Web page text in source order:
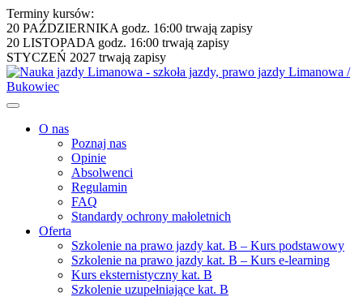
Terminy kursów:
20 PAŹDZIERNIKA godz. 16:00 trwają zapisy
20 LISTOPADA godz. 16:00 trwają zapisy
STYCZEŃ 2027 trwają zapisy
O nas
Poznaj nas
Opinie
Absolwenci
Regulamin
FAQ
Standardy ochrony małoletnich
Oferta
Szkolenie na prawo jazdy kat. B – Kurs podstawowy
Szkolenie na prawo jazdy kat. B – Kurs e-learning
Kurs eksternistyczny kat. B
Szkolenie uzupełniające kat. B